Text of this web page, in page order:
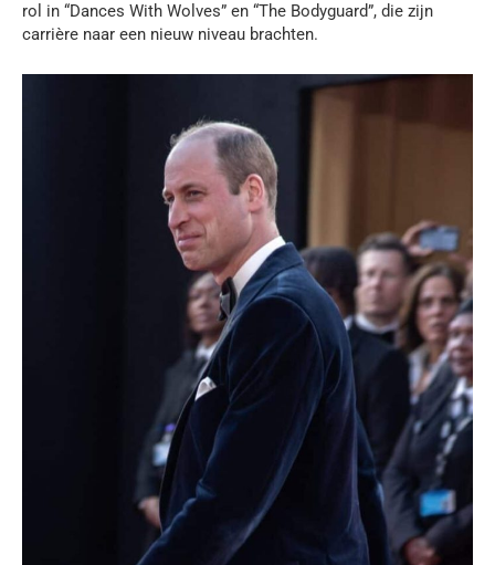
rol in “Dances With Wolves” en “The Bodyguard”, die zijn
carrière naar een nieuw niveau brachten.